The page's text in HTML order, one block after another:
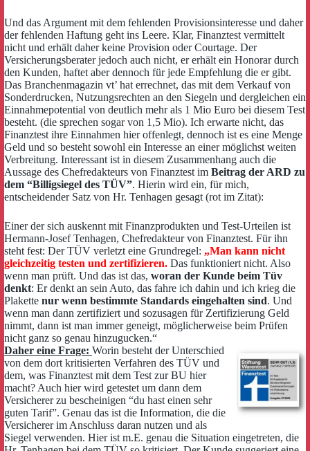
Und das Argument mit dem fehlenden Provisionsinteresse und daher
der fehlenden Haftung geht ins Leere. Klar, Finanztest vermittelt
nicht und erhält daher keine Provision oder Courtage. Der
Versicherungsberater jedoch auch nicht, er erhält ein Honorar durch
den Kunden, haftet aber dennoch für jede Empfehlung die er gibt.
Das Branchenmagazin vt’ hat errechnet, das mit dem Verkauf von
Sonderdrucken, Nutzungsrechten an den Siegeln und dergleichen ein
Einnahmepotential von deutlich mehr als 1 Mio Euro bei diesem Test
besteht. (die sprechen sogar von 1,5 Mio). Ich erwarte nicht, das
Finanztest ihre Einnahmen hier offenlegt, dennoch ist es eine Menge
Geld und so besteht sowohl ein Interesse an einer möglichst weiten
Verbreitung. Interessant ist in diesem Zusammenhang auch die
Aussage des Chefredakteurs von Finanztest im Beitrag der ARD zu
dem “Billigsiegel des TÜV”. Hierin wird ein, für mich,
entscheidender Satz von Hr. Tenhagen gesagt (rot im Zitat):
Einer der sich auskennt mit Finanzprodukten und Test-Urteilen ist
Hermann-Josef Tenhagen, Chefredakteur von Finanztest. Für ihn
steht fest: Der TÜV verletzt eine Grundregel: „Man kann nicht
gleichzeitig testen und zertifizieren. Das funktioniert nicht. Also
wenn man prüft. Und das ist das, woran der Kunde beim Tüv
denkt: Er denkt an sein Auto, das fahre ich dahin und ich krieg die
Plakette nur wenn bestimmte Standards eingehalten sind. Und
wenn man dann zertifiziert und sozusagen für Zertifizierung Geld
nimmt, dann ist man immer geneigt, möglicherweise beim Prüfen
nicht ganz so genau hinzugucken.“
Daher eine Frage: Worin besteht der Unterschied
von dem dort kritisierten Verfahren des TÜV und
dem, was Finanztest mit dem Test zur BU hier
macht? Auch hier wird getestet um dann dem
Versicherer zu bescheinigen “du hast einen sehr
guten Tarif”. Genau das ist die Information, die die
Versicherer im Anschluss daran nutzen und als
Siegel verwenden. Hier ist m.E. genau die Situation eingetreten, die